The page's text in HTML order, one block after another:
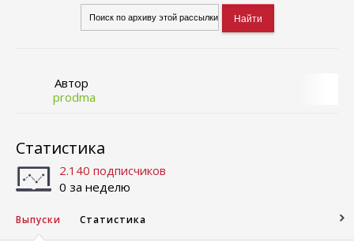
Автор
prodma
Статистика
2.140 подписчиков
0 за неделю
Выпуски Статистика